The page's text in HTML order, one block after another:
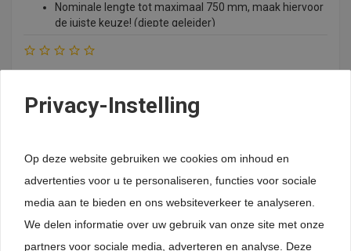
Nominale lengte tot maximaal 750 mm, maak hiervoor
de juiste keuze! (diepte geleider)
Niet geschikt voor gebruik in combinatie met tip-on
geleiders
Corpusbinnenbreedte LW -254 mm
Prijs per stuk, inclusief btw
Artikelnummer:ZST.410TV
Nominale lengte stabiliseringsset
Privacy-Instelling
Op deze website gebruiken we cookies om inhoud en
advertenties voor u te personaliseren, functies voor sociale
media aan te bieden en ons websiteverkeer te analyseren.
We delen informatie over uw gebruik van onze site met onze
partners voor sociale media, adverteren en analyse. Deze